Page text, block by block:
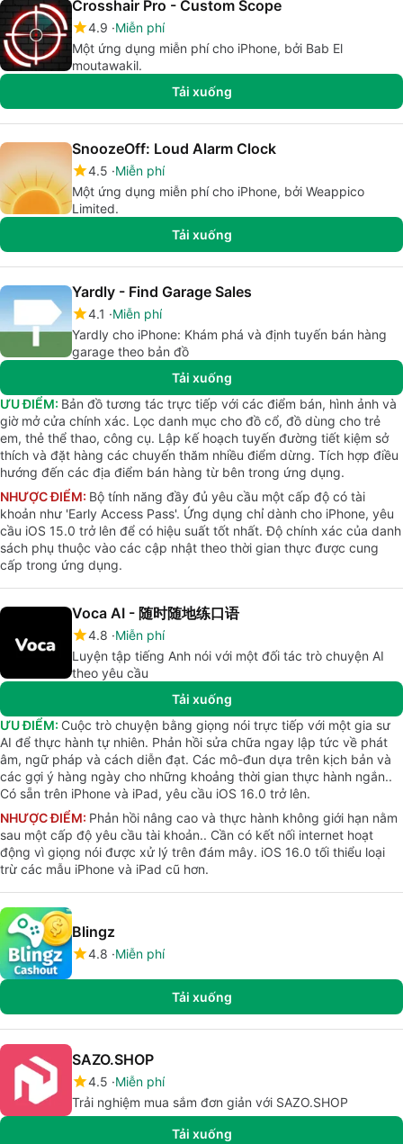
Crosshair Pro - Custom Scope
4.9 Miễn phí
Một ứng dụng miễn phí cho iPhone, bởi Bab El
moutawakil.
Tải xuống
SnoozeOff: Loud Alarm Clock
4.5 Miễn phí
Một ứng dụng miễn phí cho iPhone, bởi Weappico
Limited.
Tải xuống
Yardly - Find Garage Sales
4.1
Miễn phí
Yardly cho iPhone: Khám phá và định tuyến bán hàng
garage theo bản đồ
Tải xuống
ƯU ĐIỂM: Bản đồ tương tác trực tiếp với các điểm bán, hình ảnh và
giờ mở cửa chính xác. Lọc danh mục cho đồ cổ, đồ dùng cho trẻ
em, thẻ thể thao, công cụ. Lập kế hoạch tuyến đường tiết kiệm sở
thích và đặt hàng các chuyến thăm nhiều điểm dừng. Tích hợp điều
hướng đến các địa điểm bán hàng từ bên trong ứng dụng.
NHƯỢC ĐIỂM: Bộ tính năng đầy đủ yêu cầu một cấp độ có tài
khoản như 'Early Access Pass'. Ứng dụng chỉ dành cho iPhone, yêu
cầu iOS 15.0 trở lên để có hiệu suất tốt nhất. Độ chính xác của danh
sách phụ thuộc vào các cập nhật theo thời gian thực được cung
cấp trong ứng dụng.
Voca AI - 随时随地练口语
4.8 Miễn phí
Luyện tập tiếng Anh nói với một đối tác trò chuyện AI
theo yêu cầu
Tải xuống
ƯU ĐIỂM: Cuộc trò chuyện bằng giọng nói trực tiếp với một gia sư
AI để thực hành tự nhiên. Phản hồi sửa chữa ngay lập tức về phát
âm, ngữ pháp và cách diễn đạt. Các mô-đun dựa trên kịch bản và
các gợi ý hàng ngày cho những khoảng thời gian thực hành ngắn..
Có sẵn trên iPhone và iPad, yêu cầu iOS 16.0 trở lên.
NHƯỢC ĐIỂM: Phản hồi nâng cao và thực hành không giới hạn nằm
sau một cấp độ yêu cầu tài khoản.. Cần có kết nối internet hoạt
động vì giọng nói được xử lý trên đám mây. iOS 16.0 tối thiểu loại
trừ các mẫu iPhone và iPad cũ hơn.
Blingz
4.8 Miễn phí
Tải xuống
SAZO.SHOP
4.5 Miễn phí
Trải nghiệm mua sắm đơn giản với SAZO.SHOP
Tải xuống